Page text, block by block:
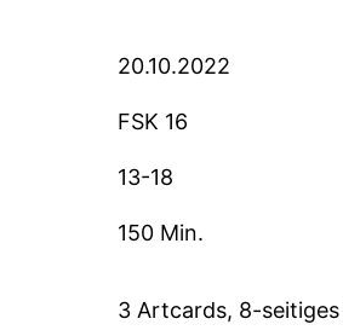
20.10.2022
FSK 16
13-18
150 Min.
3 Artcards, 8-